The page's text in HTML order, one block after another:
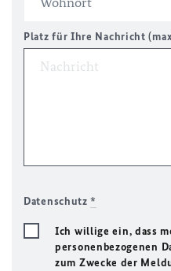
Platz für Ihre Nachricht
Datenschutz*
Ich willige ein, dass
personenbezogenen
zum Zwecke der